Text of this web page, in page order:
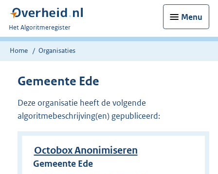
Menu
U
bent
nu
Het Algoritmeregister
Home Organisaties
Gemeente Ede
Deze organisatie heeft de volgende
algoritmebeschrijving(en) gepubliceerd:
Octobox Anonimiseren
Gemeente Ede